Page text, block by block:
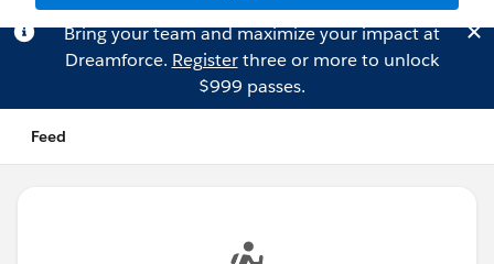
Bring your team and maximize your impact at
Dreamforce. Registerthree or more to unlock
$999 passes.
Feed